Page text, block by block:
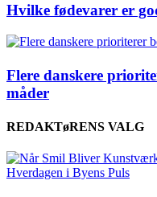
Hvilke fødevarer er
Flere danskere
måder
REDAKTøRENS VALG